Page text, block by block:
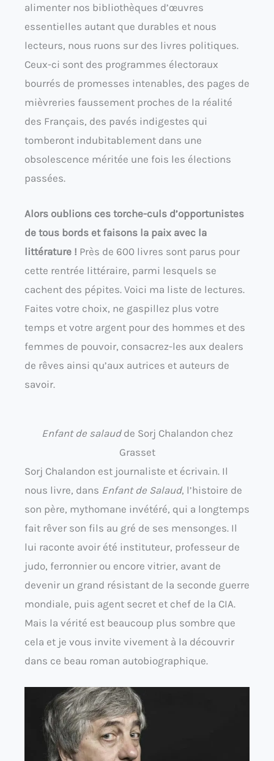
alimenter nos bibliothèques d’œuvres
essentielles autant que durables et nous
lecteurs, nous ruons sur des livres politiques.
Ceux-ci sont des programmes électoraux
bourrés de promesses intenables, des pages de
mièvreries faussement proches de la réalité
des Français, des pavés indigestes qui
tomberont indubitablement dans une
obsolescence méritée une fois les élections
passées.
Alors oublions ces torche-culs d’opportunistes
de tous bords et faisons la paix avec la
littérature ! Près de 600 livres sont parus pour
cette rentrée littéraire, parmi lesquels se
cachent des pépites. Voici ma liste de lectures.
Faites votre choix, ne gaspillez plus votre
temps et votre argent pour des hommes et des
femmes de pouvoir, consacrez-les aux dealers
de rêves ainsi qu’aux autrices et auteurs de
savoir.
Enfant de salaudde Sorj Chalandon chez
Grasset
Sorj Chalandon est journaliste et écrivain. Il
nous livre, dans Enfant de Salaud, l’histoire de
son père, mythomane invétéré, qui a longtemps
fait rêver son fils au gré de ses mensonges. Il
lui raconte avoir été instituteur, professeur de
judo, ferronnier ou encore vitrier, avant de
devenir un grand résistant de la seconde guerre
mondiale, puis agent secret et chef de la CIA.
Mais la vérité est beaucoup plus sombre que
cela et je vous invite vivement à la découvrir
dans ce beau roman autobiographique.